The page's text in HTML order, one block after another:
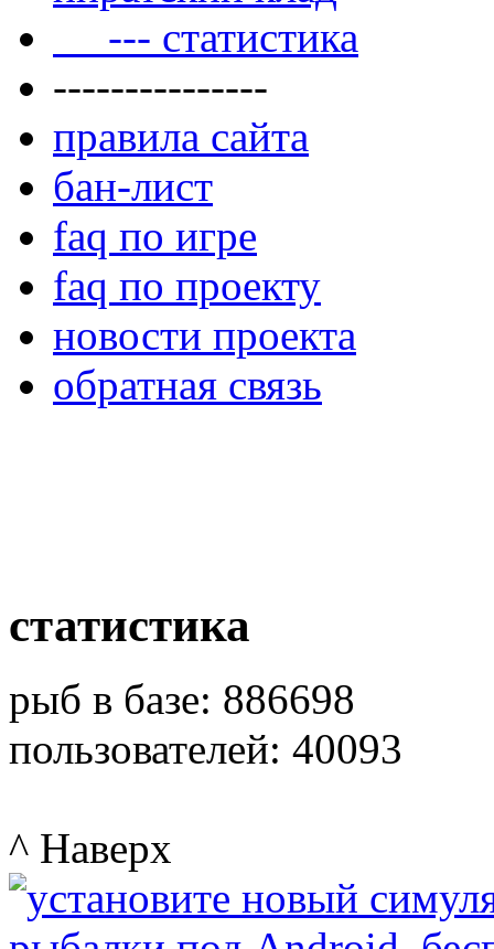
--- статистика
---------------
правила сайта
бан-лист
faq по игре
faq по проекту
новости проекта
обратная связь
статистика
рыб в базе: 886698
пользователей: 40093
^ Наверх